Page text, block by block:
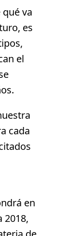
va
es
el
cada
en
2018,